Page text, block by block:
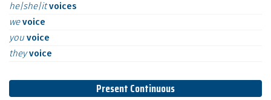
he|she|itvoices
wevoice
you voice
theyvoice
Present Continuous